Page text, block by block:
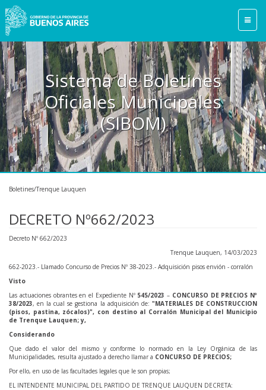
Sistema de Boletines
Oficiales Municipales
(SIBOM)
Boletines/Trenque Lauquen
DECRETO Nº662/2023
Decreto Nº 662/2023
Trenque Lauquen, 14/03/2023
662-2023.- Llamado Concurso de Precios Nº 38-2023.- Adquisición pisos envión - corralón
Visto
Las actuaciones obrantes en el Expediente Nº 545/2023 – CONCURSO DE PRECIOS Nº
38/2023, en la cual se gestiona la adquisición de: "MATERIALES DE CONSTRUCCION
(pisos, pastina, zócalos)", con destino al Corralón Municipal del Municipio
de Trenque Lauquen; y,
Considerando
Que dado el valor del mismo y conforme lo normado en la Ley Orgánica de las
Municipalidades, resulta ajustado a derecho llamar a CONCURSO DE PRECIOS;
Por ello, en uso de las facultades legales que le son propias;
EL INTENDENTE MUNICIPAL DEL PARTIDO DE TRENQUE LAUQUEN DECRETA: